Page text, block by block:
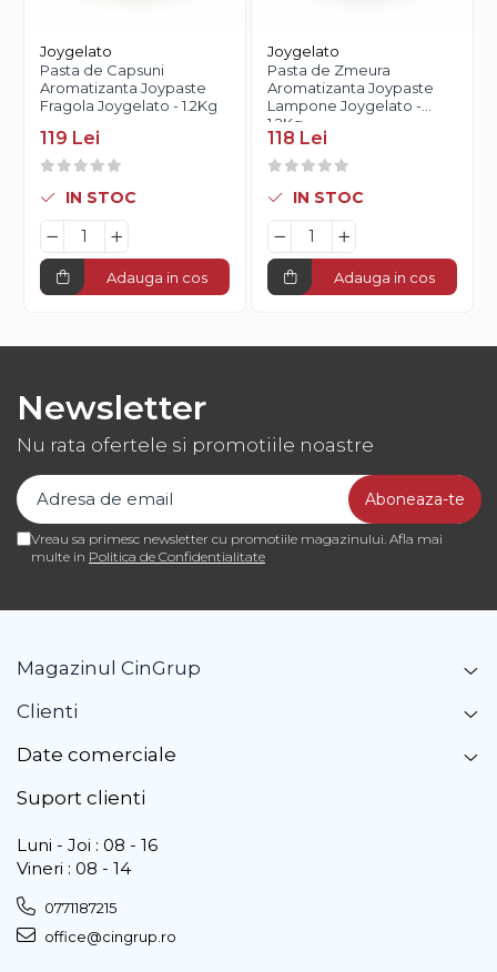
Joygelato
Pasta de Capsuni
Aromatizanta Joypaste
Fragola Joygelato - 1.2Kg
119 Lei
IN STOC
Adauga in cos
Joygelato
Pasta de Zmeura
Aromatizanta Joypaste
Lampone Joygelato -
1.2Kg
118 Lei
IN STOC
Adauga in cos
Newsletter
Nu rata ofertele si promotiile noastre
Vreau sa primesc newsletter cu promotiile magazinului. Afla mai
multe in Politica de Confidentialitate
Magazinul CinGrup
Clienti
Date comerciale
Suport clienti
Luni - Joi : 08 - 16
Vineri : 08 - 14
0771187215
office@cingrup.ro